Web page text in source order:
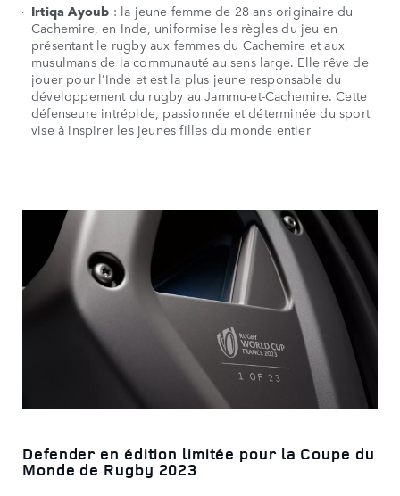
Irtiqa Ayoub : la jeune femme de 28 ans originaire du
Cachemire, en Inde, uniformise les règles du jeu en
présentant le rugby aux femmes du Cachemire et aux
musulmans de la communauté au sens large. Elle rêve de
jouer pour l’Inde et est la plus jeune responsable du
développement du rugby au Jammu-et-Cachemire. Cette
défenseure intrépide, passionnée et déterminée du sport
vise à inspirer les jeunes filles du monde entier
Defender en édition limitée pour la Coupe du
Monde de Rugby 2023